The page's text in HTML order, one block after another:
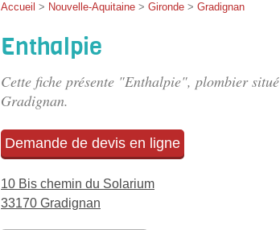
Accueil > Nouvelle-Aquitaine > Gironde > Gradignan
Enthalpie
Cette fiche présente "Enthalpie", plombier situé
Gradignan.
Demande de devis en ligne
10 Bis chemin du Solarium
33170 Gradignan